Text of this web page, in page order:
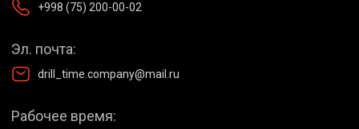
+998 (75) 200-00-02
Эл. почта:
drill_time.company@mail.ru
Рабочее время: